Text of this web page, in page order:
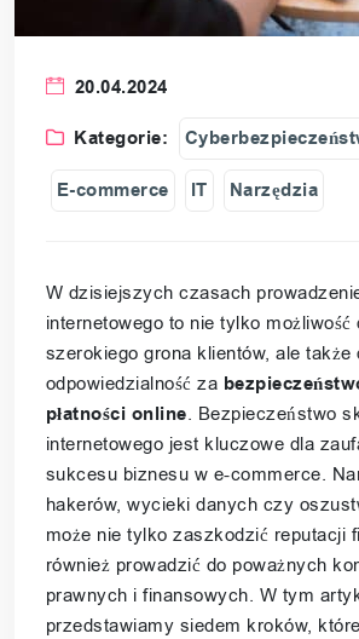
20.04.2024
Kategorie:
E-commerce IT Narzędzia
W dzisiejszych czasach
internetowego to nie tylko możliwość
szerokiego grona klientów, ale także
odpowiedzialność za
płatności online. Bezpieczeństwo
internetowego jest kluczowe dla
sukcesu biznesu w e-commerce.
hakerów, wycieki danych czy
może nie tylko zaszkodzić reputacji
również prowadzić do poważnych
prawnych i finansowych. W tym
przedstawiamy siedem kroków,